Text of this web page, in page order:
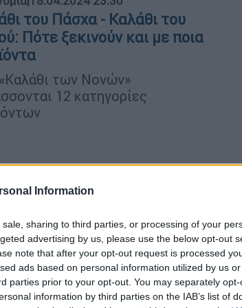
Information
sharing to third parties, or processing of your
advertising by us, please use the below opt-out
note that after your opt-out request is processed
ads based on personal information utilized by us
parties prior to your opt-out. You may separately
information by third parties on the IAB’s list of
του Πάσχα - Καλάθι του
Πότε ξεκινούν και με ποια
των Νονών»
12 κατηγορίες
18.04.2024 23:19
μετά από 43 χρόνια για
νέων που σκοτώθηκαν
σε κλαμπ της
έκριναν ότι οι
εντός του κλαμπ,